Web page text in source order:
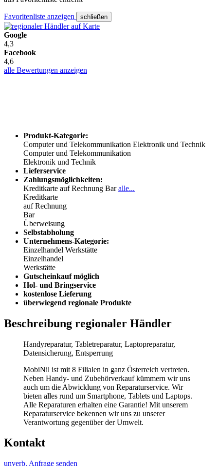
Favoritenliste anzeigen schließen
Google
4,3
Facebook
4,6
alle Bewertungen anzeigen
Produkt-Kategorie:
Computer und Telekommunikation Elektronik und Technik
Computer und Telekommunikation
Elektronik und Technik
Lieferservice
Zahlungsmöglichkeiten:
Kreditkarte auf Rechnung Baralle...
Kreditkarte
auf Rechnung
Bar
Überweisung
Selbstabholung
Unternehmens-Kategorie:
Einzelhandel Werkstätte
Einzelhandel
Werkstätte
Gutscheinkauf möglich
Hol- und Bringservice
kostenlose Lieferung
überwiegend regionale Produkte
Beschreibung regionaler Händler
Handyreparatur, Tabletreparatur, Laptopreparatur,
Datensicherung, Entsperrung
MobiNil ist mit 8 Filialen in ganz Österreich vertreten.
Neben Handy- und Zubehörverkauf kümmern wir uns
auch um die Abwicklung von Reparaturservice. Wir
bieten alles rund um Smartphone, Tablets und Laptops.
Alle Reparaturen erhalten eine Garantie! Mit unserem
Reparaturservice bekennen wir uns zu unserer
Verantwortung gegenüber der Umwelt.
Kontakt
unverb. Anfrage senden